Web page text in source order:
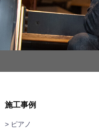
施工事例
ピアノ